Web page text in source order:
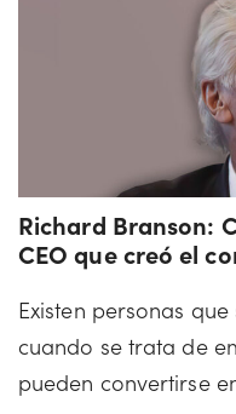
historia
Richard Branson:
CEO que creó el
Existen personas
cuando se trata de
pueden convertirse